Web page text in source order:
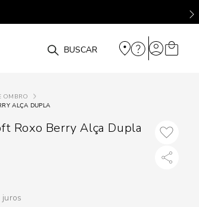
está procurando?
OMBRO
ALÇA DUPLA
Roxo Berry Alça Dupla